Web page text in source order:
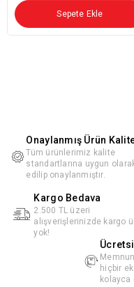
Sepete Ekle
Onaylanmış Ürün
Tüm ürünlerimiz kalite
standartlarına uygun
edilip onaylanmıştır.
Kargo Bedava
2.500 TL üzeri
alışverişlerinizde kargo
yok!
hiçbir
kolayca